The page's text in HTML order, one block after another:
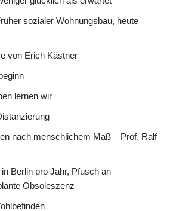
sozialer Wohnungsbau, heute
von Erich Kästner
lernen wir
nach menschlichem Maß – Prof. Ralf
Berlin pro Jahr, Pfusch an
Obsoleszenz